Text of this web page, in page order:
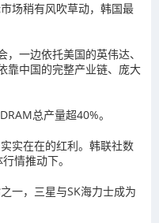
场稍有风吹草动，韩国最
，一边依托美国的英伟达、
靠中国的完整产业链、庞大
总产量超40%。
实在在的红利。韩联社数
情推动下。
一，三星与SK海力士成为